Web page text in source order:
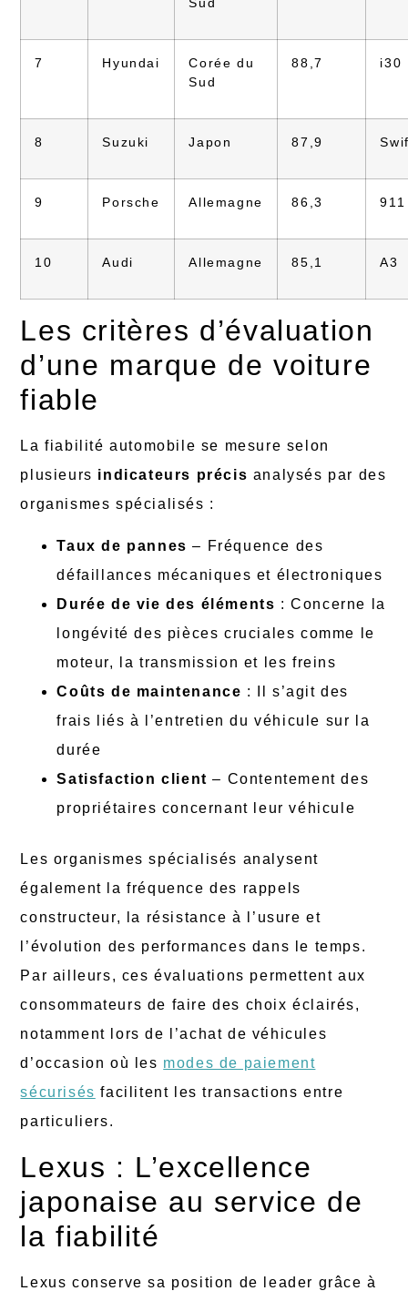
7 Hyundai
Corée du
Sud
88,7 i30
8 Suzuki Japon 87,9
9 Porsche Allemagne 86,3 911
10 Audi Allemagne 85,1 A3
Les critères d’évaluation
d’une marque de voiture
fiable
La fiabilité automobile se mesure selon
plusieurs indicateurs précis analysés par des
organismes spécialisés :
Taux de pannes – Fréquence des
défaillances mécaniques et électroniques
Durée de vie des éléments : Concerne la
longévité des pièces cruciales comme le
moteur, la transmission et les freins
Coûts de maintenance : Il s’agit des
frais liés à l’entretien du véhicule sur la
durée
Satisfaction client – Contentement des
propriétaires concernant leur véhicule
Les organismes spécialisés analysent
également la fréquence des rappels
constructeur, la résistance à l’usure et
l’évolution des performances dans le temps.
Par ailleurs, ces évaluations permettent aux
consommateurs de faire des choix éclairés,
notamment lors de l’achat de véhicules
d’occasion où les modes de paiement
sécurisés facilitent les transactions entre
particuliers.
Lexus : L’excellence
japonaise au service de
la fiabilité
Lexus conserve sa position de leader grâce à